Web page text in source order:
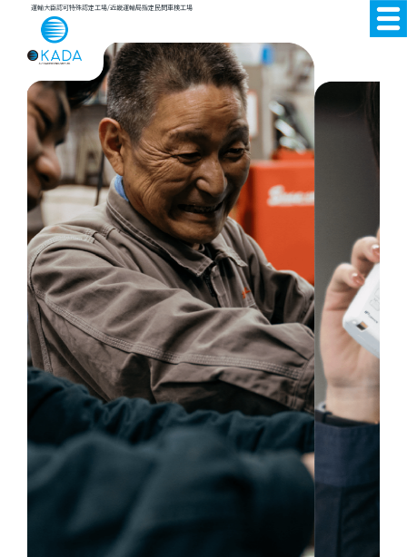
運輸大臣認可特殊認定工場/近畿運輸局指定民間車検工場